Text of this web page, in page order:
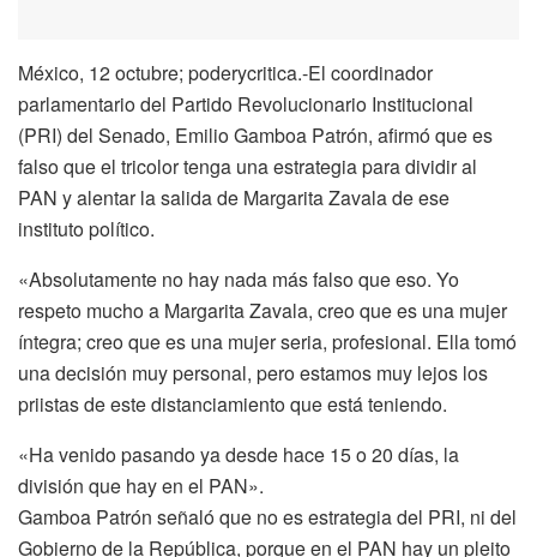
México, 12 octubre; poderycritica.-El coordinador
parlamentario del Partido Revolucionario Institucional
(PRI) del Senado, Emilio Gamboa Patrón, afirmó que es
falso que el tricolor tenga una estrategia para dividir al
PAN y alentar la salida de Margarita Zavala de ese
instituto político.
«Absolutamente no hay nada más falso que eso. Yo
respeto mucho a Margarita Zavala, creo que es una mujer
íntegra; creo que es una mujer seria, profesional. Ella tomó
una decisión muy personal, pero estamos muy lejos los
priistas de este distanciamiento que está teniendo.
«Ha venido pasando ya desde hace 15 o 20 días, la
división que hay en el PAN».
Gamboa Patrón señaló que no es estrategia del PRI, ni del
Gobierno de la República, porque en el PAN hay un pleito